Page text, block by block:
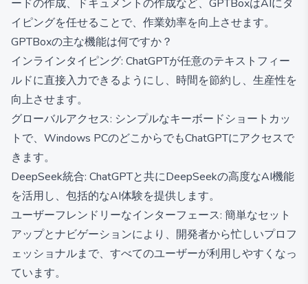
ードの作成、ドキュメントの作成など、GPTBoxはAIにタ
イピングを任せることで、作業効率を向上させます。
GPTBoxの主な機能は何ですか？
インラインタイピング: ChatGPTが任意のテキストフィー
ルドに直接入力できるようにし、時間を節約し、生産性を
向上させます。
グローバルアクセス: シンプルなキーボードショートカッ
トで、Windows PCのどこからでもChatGPTにアクセスで
きます。
DeepSeek統合: ChatGPTと共にDeepSeekの高度なAI機能
を活用し、包括的なAI体験を提供します。
ユーザーフレンドリーなインターフェース: 簡単なセット
アップとナビゲーションにより、開発者から忙しいプロフ
ェッショナルまで、すべてのユーザーが利用しやすくなっ
ています。